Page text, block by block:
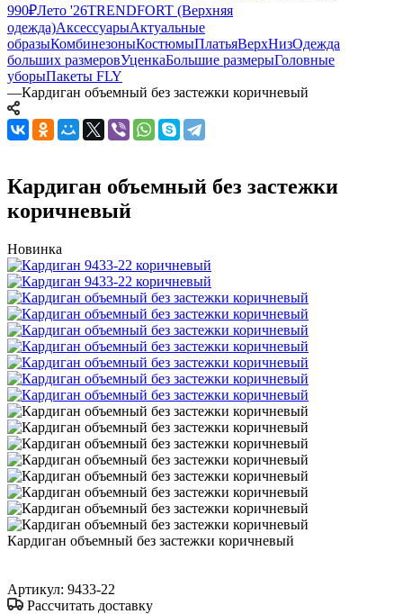
990₽Лето '26TRENDFORT (Верхняя
одежда)АксессуарыАктуальные
образыКомбинезоныКостюмыПлатьяВерхНизОдежда
больших размеровУценкаБольшие размерыГоловные
уборыПакеты FLY
—Кардиган объемный без застежки коричневый
Кардиган объемный без застежки
коричневый
Новинка
Кардиган объемный без застежки коричневый
Артикул: 9433-22
Рассчитать доставку